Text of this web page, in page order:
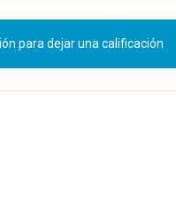
para dejar una calificación